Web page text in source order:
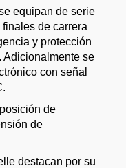
equipan de serie
de carrera
y protección
Adicionalmente se
con señal
de
de
destacan por su